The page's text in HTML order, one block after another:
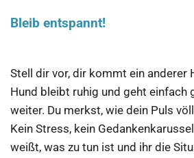
Bleib entspannt!
​Stell dir vor, dir kommt ein anderer
Hund bleibt ruhig und geht einfach
weiter. Du merkst, wie dein Puls
Kein Stress, kein
weißt, was zu tun ist und ihr die